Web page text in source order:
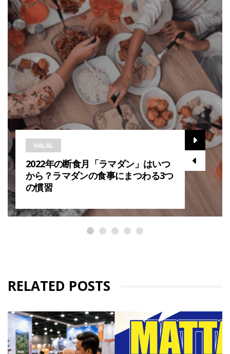
HALAL
2022年の断食月「ラマダン」はいつ
から？ラマダンの食事にまつわる3つ
の慣習
RELATED POSTS